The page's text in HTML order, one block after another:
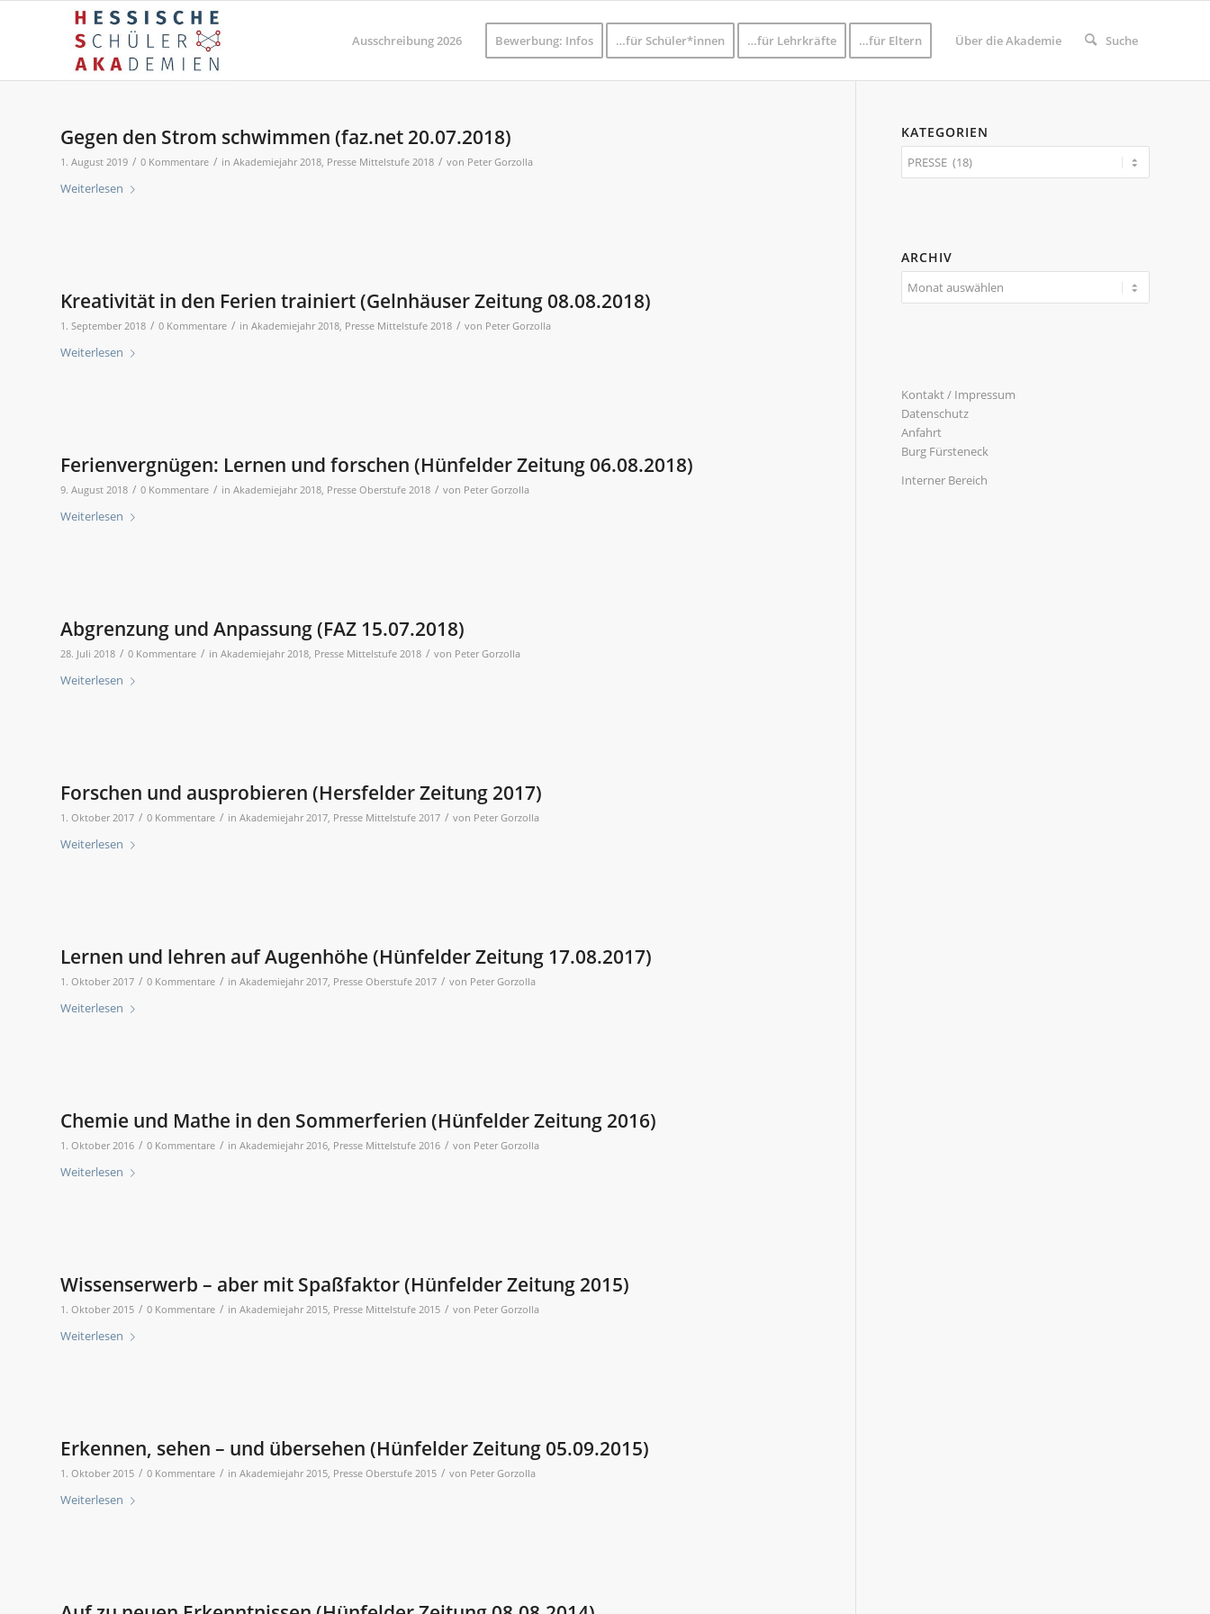
Ausschreibung 2026 Bewerbung: Infos …für Schüler*innen …für Lehrkräfte …für Eltern Über die Akademie Suche
Gegen den Strom schwimmen (faz.net 20.07.2018)
1. August 2019 / 0 Kommentare / in Akademiejahr 2018, Presse Mittelstufe 2018 / von Peter Gorzolla
Weiterlesen
Kreativität in den Ferien trainiert (Gelnhäuser Zeitung 08.08.2018)
1. September 2018 / 0 Kommentare / in Akademiejahr 2018, Presse Mittelstufe 2018 / von Peter Gorzolla
Weiterlesen
Ferienvergnügen: Lernen und forschen (Hünfelder Zeitung 06.08.2018)
9. August 2018 / 0 Kommentare / in Akademiejahr 2018, Presse Oberstufe 2018 / von Peter Gorzolla
Weiterlesen
Abgrenzung und Anpassung (FAZ 15.07.2018)
28. Juli 2018 / 0 Kommentare / in Akademiejahr 2018, Presse Mittelstufe 2018 / von Peter Gorzolla
Weiterlesen
Forschen und ausprobieren (Hersfelder Zeitung 2017)
1. Oktober 2017 / 0 Kommentare / in Akademiejahr 2017, Presse Mittelstufe 2017 / von Peter Gorzolla
Weiterlesen
Lernen und lehren auf Augenhöhe (Hünfelder Zeitung 17.08.2017)
1. Oktober 2017 / 0 Kommentare / in Akademiejahr 2017, Presse Oberstufe 2017 / von Peter Gorzolla
Weiterlesen
Chemie und Mathe in den Sommerferien (Hünfelder Zeitung 2016)
1. Oktober 2016 / 0 Kommentare / in Akademiejahr 2016, Presse Mittelstufe 2016 / von Peter Gorzolla
Weiterlesen
Wissenserwerb – aber mit Spaßfaktor (Hünfelder Zeitung 2015)
1. Oktober 2015 / 0 Kommentare / in Akademiejahr 2015, Presse Mittelstufe 2015 / von Peter Gorzolla
Weiterlesen
Erkennen, sehen – und übersehen (Hünfelder Zeitung 05.09.2015)
1. Oktober 2015 / 0 Kommentare / in Akademiejahr 2015, Presse Oberstufe 2015 / von Peter Gorzolla
Weiterlesen
KATEGORIEN
ARCHIV
Kontakt / Impressum
Datenschutz
Anfahrt
Burg Fürsteneck
Interner Bereich